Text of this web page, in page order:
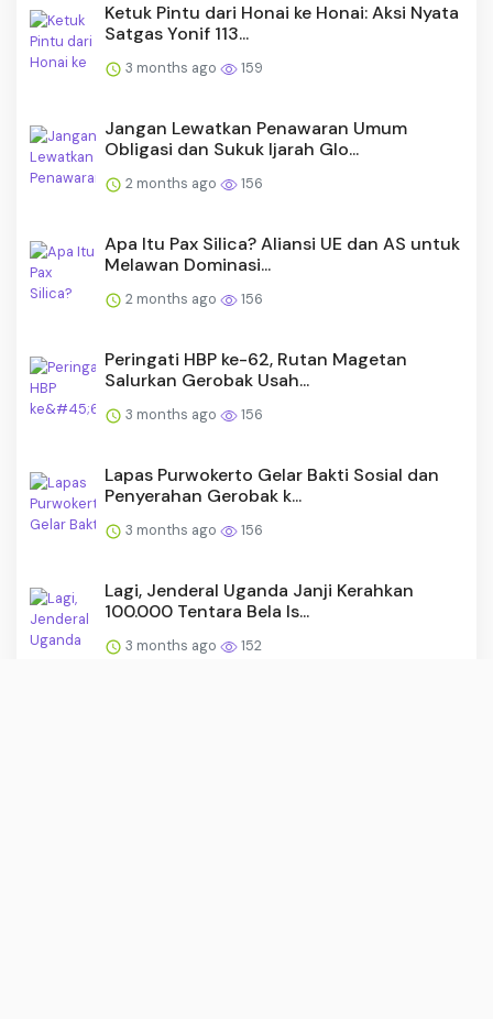
Ketuk Pintu dari Honai ke Honai: Aksi Nyata
Satgas Yonif 113...
3 months ago 159
Jangan Lewatkan Penawaran Umum
Obligasi dan Sukuk Ijarah Glo...
2 months ago 156
Apa Itu Pax Silica? Aliansi UE dan AS untuk
Melawan Dominasi...
2 months ago 156
Peringati HBP ke-62, Rutan Magetan
Salurkan Gerobak Usah...
3 months ago 156
Lapas Purwokerto Gelar Bakti Sosial dan
Penyerahan Gerobak k...
3 months ago 156
Lagi, Jenderal Uganda Janji Kerahkan
100.000 Tentara Bela Is...
3 months ago 152